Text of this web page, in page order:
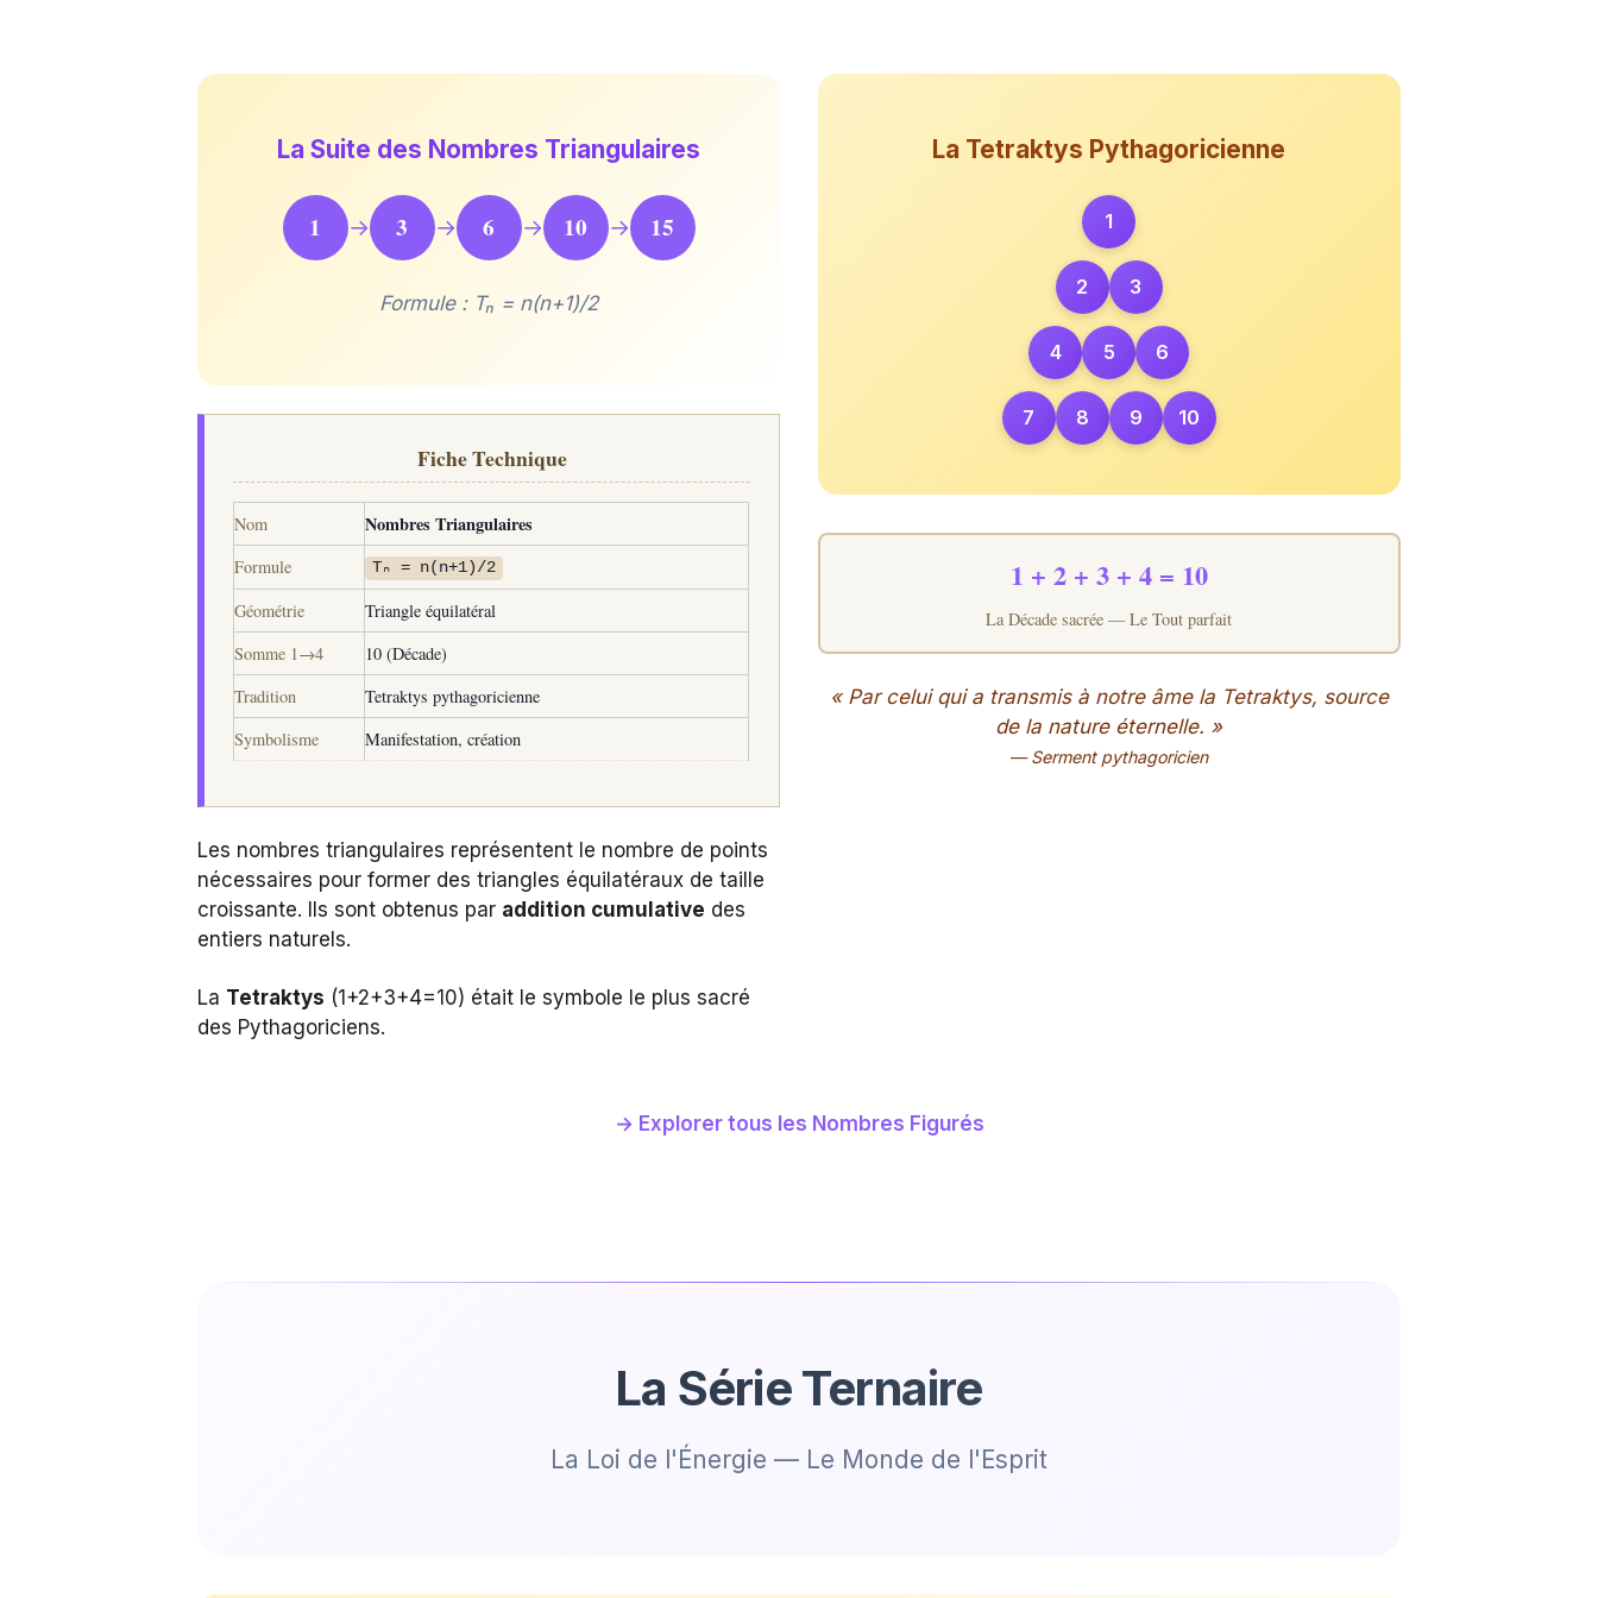
La Suite des Nombres Triangulaires
1 → 3 → 6 → 10 → 15
Formule : Tₙ = n(n+1)/2
Fiche Technique
Nom Nombres Triangulaires
Formule Tₙ = n(n+1)/2
Géométrie
Triangle équilatéral
Somme 1→4
10 (Décade)
Tradition
Tetraktys pythagoricienne
Symbolisme
Manifestation, création
Les nombres triangulaires représentent le nombre de points
nécessaires pour former des triangles équilatéraux de taille
croissante. Ils sont obtenus par addition cumulative des
entiers naturels.
La Tetraktys (1+2+3+4=10) était le symbole le plus sacré
des Pythagoriciens.
La Tetraktys Pythagoricienne
1
2 3
4 5 6
7 8 9 10
1 + 2 + 3 + 4 = 10
La Décade sacrée — Le Tout parfait
« Par celui qui a transmis à notre âme la Tetraktys, source
de la nature éternelle. »
— Serment pythagoricien
→ Explorer tous les Nombres Figurés
La Série Ternaire
La Loi de l'Énergie — Le Monde de l'Esprit